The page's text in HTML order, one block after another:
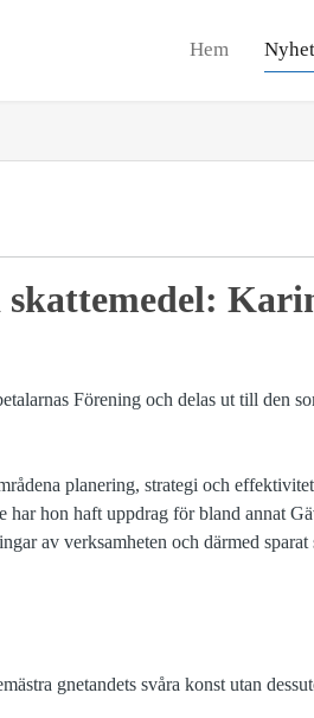
Hem
Förening och delas ut till den
planering, strategi och
hon haft uppdrag för bland annat
av verksamheten och därmed sparat
gnetandets svåra konst utan